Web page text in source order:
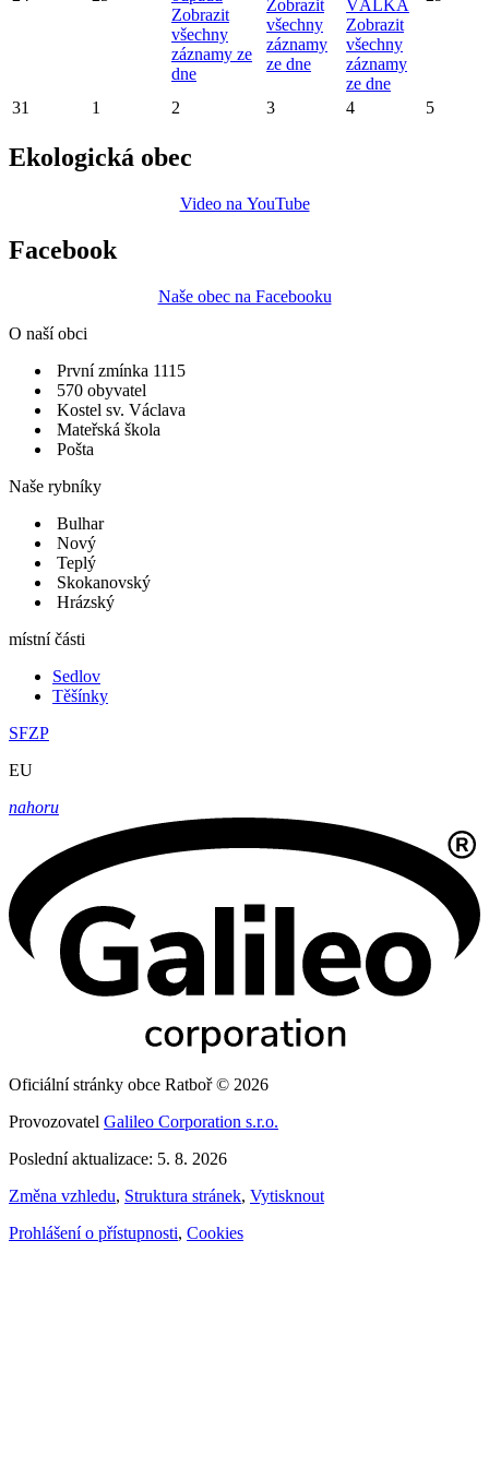
Zobrazit
všechny
záznamy ze
dne
Zobrazit
všechny
záznamy
ze dne
VÁLKA
Zobrazit
všechny
záznamy
ze dne
31 1 2 3 4 5
Ekologická obec
Video na YouTube
Facebook
Naše obec na Facebooku
O naší obci
První zmínka 1115
570 obyvatel
Kostel sv. Václava
Mateřská škola
Pošta
Naše rybníky
Bulhar
Nový
Teplý
Skokanovský
Hrázský
místní části
Sedlov
Těšínky
SFZP
EU
nahoru
Oficiální stránky obce Ratboř © 2026
Provozovatel Galileo Corporation s.r.o.
Poslední aktualizace: 5. 8. 2026
Změna vzhledu, Struktura stránek, Vytisknout
Prohlášení o přístupnosti, Cookies